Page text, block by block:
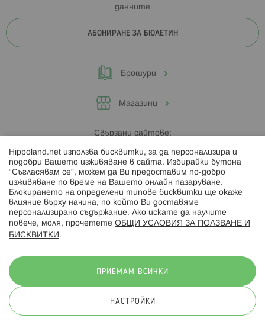
данните
АБОНИРАНЕ ЗА БЮЛЕТИН
Брошури
Магазини
Свързани сайтове:
Hippoland.ro
Последвайте ни:
© 2026 Hippoland.net. Всички права запазени
Hippoland.net използва бисквитки, за да персонализира и
подобри Вашето изживяване в сайта. Избирайки бутона
“Съгласявам се”, можем да Ви предоставим по-добро
изживяване по време на Вашето онлайн пазаруване.
Блокирането на определени типове бисквитки ще окаже
влияние върху начина, по който Ви доставяме
персонализирано съдържание. Ако искате да научите
повече, моля, прочетете ОБЩИ УСЛОВИЯ ЗА ПОЛЗВАНЕ И
БИСКВИТКИ .
ПРИЕМАМ ВСИЧКИ
НАСТРОЙКИ